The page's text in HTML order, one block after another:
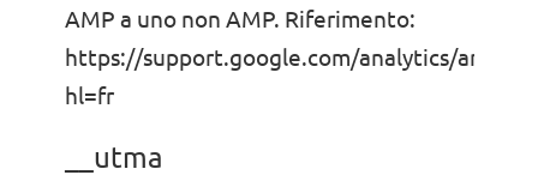
AMP a uno non AMP. Riferimento:
https://support.google.com/analytics/
hl=fr
__utma